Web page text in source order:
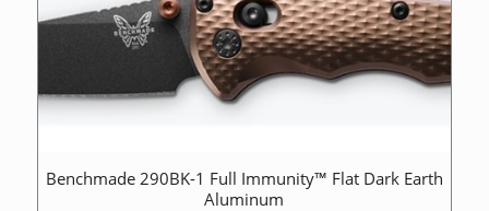
Benchmade 290BK-1 Full Immunity™ Flat Dark Earth
Aluminum